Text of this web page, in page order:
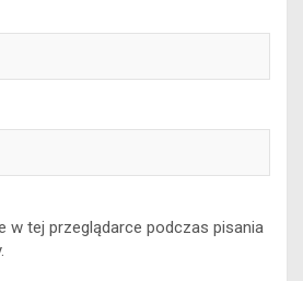
w tej przeglądarce podczas pisania